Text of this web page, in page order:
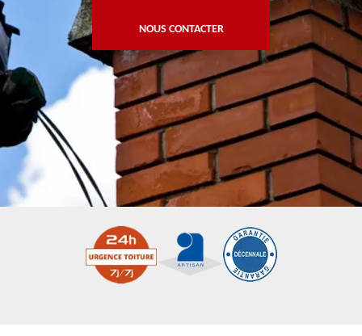
NOUS CONTACTER